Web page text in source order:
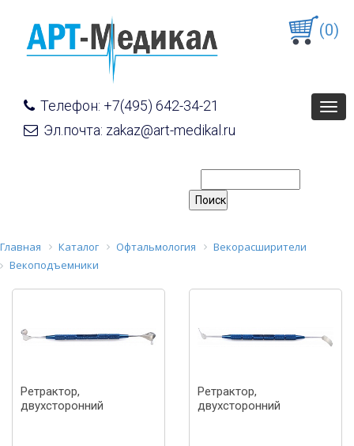
Телефон: +7(495) 642-34-21
Эл.почта: zakaz@art-medikal.ru
(0)
Главная Каталог Офтальмология
Векорасширители
Векоподъемники
Ретрактор,
двухсторонний
Ретрактор,
двухсторонний